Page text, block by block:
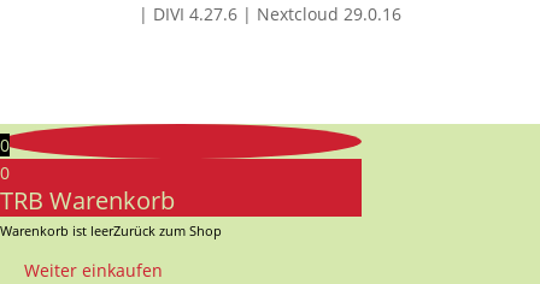
| DIVI 4.27.6 | Nextcloud 29.0.16
0
0
TRB Warenkorb
Warenkorb ist leerZurück zum Shop
Weiter einkaufen